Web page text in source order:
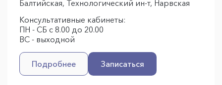
Балтийская, Технологический ин-т, Нарвская
Консультативные кабинеты:
ПН - СБ с 8.00 до 20.00
ВС - выходной
Подробнее Записаться